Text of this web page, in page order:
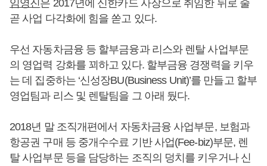
임영진은 2017년에 신한카드 사장으로 취임한 뒤로 줄
곧 사업 다각화에 힘을 쏟고 있다.
우선 자동차금융 등 할부금융과 리스와 렌탈 사업부문
의 영업력 강화를 꾀하고 있다. 할부금융 경쟁력을 키우
는 데 집중하는 ‘신성장BU(Business Unit)’를 만들고 할부
영업팀과 리스 및 렌탈팀을 그 아래 뒀다.
2018년 말 조직개편에서 자동차금융 사업부문, 보험과
항공권 구매 등 중개수수료 기반 사업(Fee-biz)부문, 렌
탈 사업부문 등을 담당하는 조직의 덩치를 키우거나 신